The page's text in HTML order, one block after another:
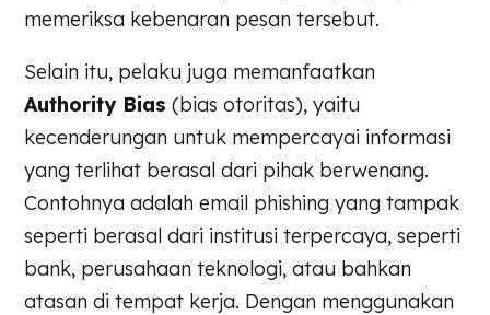
memeriksa kebenaran pesan tersebut.
Selain itu, pelaku juga memanfaatkan
Authority Bias (bias otoritas), yaitu
kecenderungan untuk mempercayai informasi
yang terlihat berasal dari pihak berwenang.
Contohnya adalah email phishing yang tampak
seperti berasal dari institusi terpercaya, seperti
bank, perusahaan teknologi, atau bahkan
atasan di tempat kerja. Dengan menggunakan